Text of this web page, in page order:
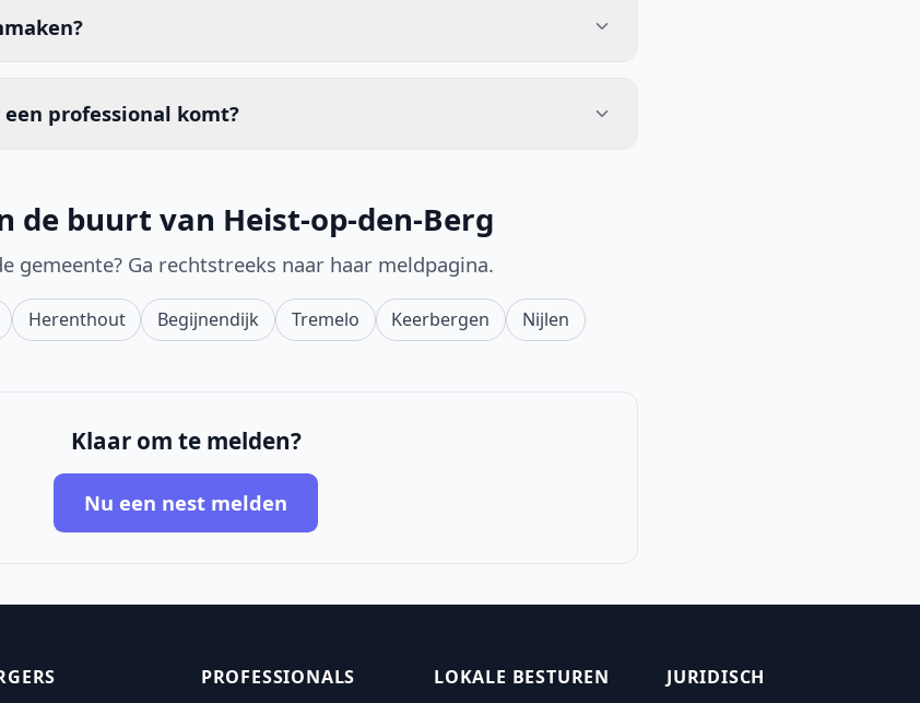
professional komt?
de buurt van Heist-op-den-Berg
gemeente? Ga rechtstreeks naar haar meldpagina.
Herenthout Begijnendijk Tremelo Keerbergen Nijlen
Klaar om te melden?
Nu een nest melden
PROFESSIONALS
LOKALE BESTUREN
JURIDISCH